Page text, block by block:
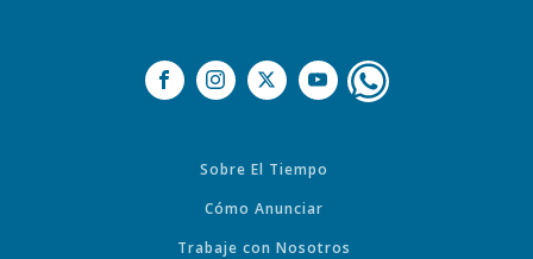
Sobre El Tiempo
Cómo Anunciar
Trabaje con Nosotros